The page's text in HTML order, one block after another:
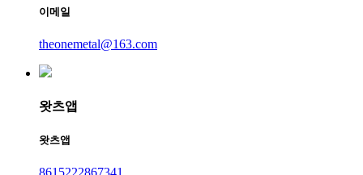
이메일
theonemetal@163.com
왓츠앱
왓츠앱
8615222867341